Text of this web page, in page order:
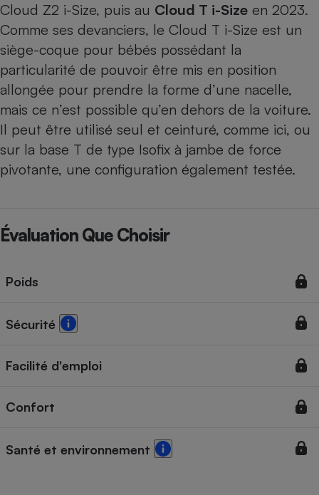
Cloud Z2 i-Size, puis au Cloud T i-Size en 2023.
Comme ses devanciers, le Cloud T i-Size est un
siège-coque pour bébés possédant la
particularité de pouvoir être mis en position
allongée pour prendre la forme d’une nacelle,
mais ce n’est possible qu’en dehors de la voiture.
Il peut être utilisé seul et ceinturé, comme ici, ou
sur la base T de type Isofix à jambe de force
pivotante, une configuration également testée.
Évaluation Que Choisir
Poids
Sécurité
Facilité d'emploi
Confort
Santé et environnement
Robot ménager